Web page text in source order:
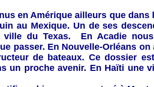
en Amérique ailleurs que dans
au Mexique. Un de ses
du Texas.
En Acadie
passer. En Nouvelle-Orléans on
de bateaux. Ce dossier
un proche avenir. En Haïti une